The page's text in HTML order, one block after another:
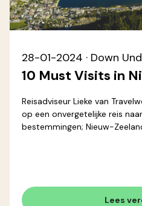
28-01-2024 · Down
10 Must Visits in
Reisadviseur Lieke van
op een onvergetelijke reis
bestemmingen; Nieuw-
Lees